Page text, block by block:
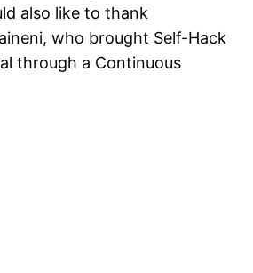
also like to thank
who brought Self-Hack
through a Continuous